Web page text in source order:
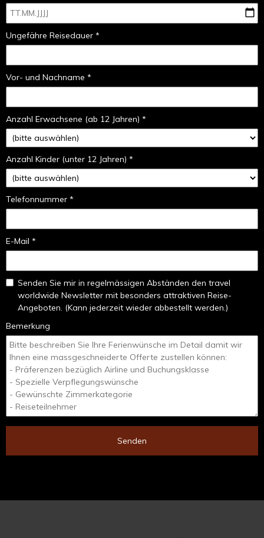
Ungefähre Reisedauer *
Vor- und Nachname *
Anzahl Erwachsene (ab 12 Jahren) *
Anzahl Kinder (unter 12 Jahren) *
Telefonnummer *
E-Mail *
Senden Sie mir in regelmässigen Abständen den travel
worldwide Newsletter mit besonders attraktiven Reise-
Angeboten. (Kann jederzeit wieder abbestellt werden.)
Bemerkung
Senden